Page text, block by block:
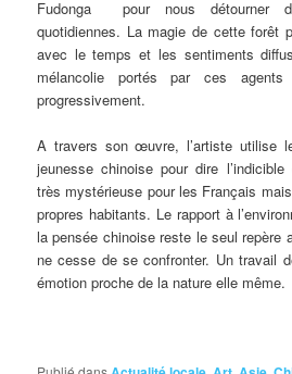
Fudonga pour nous détourner
quotidiennes. La magie de cette forêt
avec le temps et les sentiments
mélancolie portés par ces agents
progressivement.
A travers son œuvre, l’artiste utilise
jeunesse chinoise pour dire
très mystérieuse pour les Français
propres habitants. Le rapport à
la pensée chinoise reste le seul repère
ne cesse de se confronter. Un travail
émotion proche de la nature elle même.